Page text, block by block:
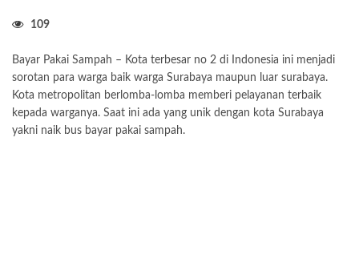
109
Bayar Pakai Sampah – Kota terbesar no 2 di Indonesia ini menjadi
sorotan para warga baik warga Surabaya maupun luar surabaya.
Kota metropolitan berlomba-lomba memberi pelayanan terbaik
kepada warganya. Saat ini ada yang unik dengan kota Surabaya
yakni naik bus bayar pakai sampah.